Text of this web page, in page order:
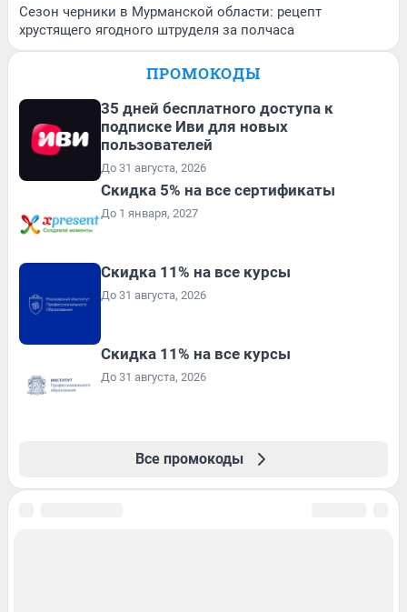
Сезон черники в Мурманской области: рецепт
хрустящего ягодного штруделя за полчаса
ПРОМОКОДЫ
35 дней бесплатного доступа к
подписке Иви для новых
пользователей
До 31 августа, 2026
Скидка 5% на все сертификаты
До 1 января, 2027
Скидка 11% на все курсы
До 31 августа, 2026
Скидка 11% на все курсы
До 31 августа, 2026
Все промокоды